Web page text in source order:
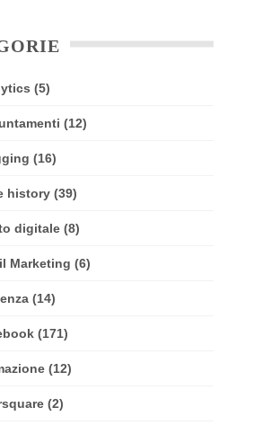
(5)
(12)
(16)
history (39)
digitale (8)
Marketing (6)
(14)
(171)
(12)
(2)